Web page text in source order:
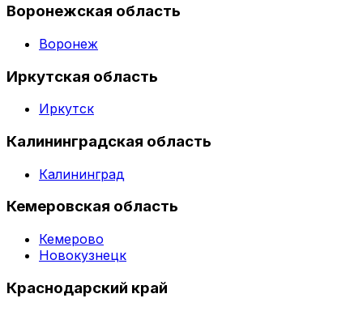
Воронежская область
Воронеж
Иркутская область
Иркутск
Калининградская область
Калининград
Кемеровская область
Кемерово
Новокузнецк
Краснодарский край